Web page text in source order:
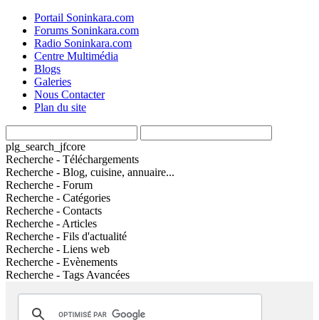
Portail Soninkara.com
Forums Soninkara.com
Radio Soninkara.com
Centre Multimédia
Blogs
Galeries
Nous Contacter
Plan du site
plg_search_jfcore
Recherche - Téléchargements
Recherche - Blog, cuisine, annuaire...
Recherche - Forum
Recherche - Catégories
Recherche - Contacts
Recherche - Articles
Recherche - Fils d'actualité
Recherche - Liens web
Recherche - Evènements
Recherche - Tags Avancées